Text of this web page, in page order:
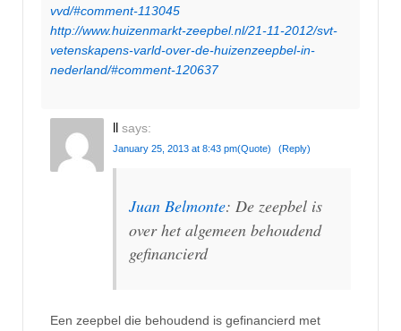
vvd/#comment-113045
http://www.huizenmarkt-zeepbel.nl/21-11-2012/svt-
vetenskapens-varld-over-de-huizenzeepbel-in-
nederland/#comment-120637
ll says:
January 25, 2013 at 8:43 pm(Quote) (Reply)
Juan Belmonte: De zeepbel is
over het algemeen behoudend
gefinancierd
Een zeepbel die behoudend is gefinancierd met